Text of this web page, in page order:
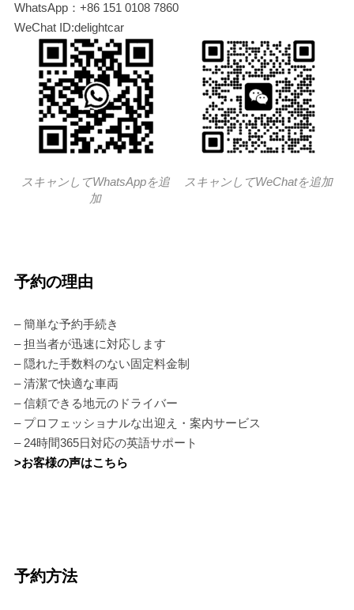
WhatsApp：+86 151 0108 7860
WeChat ID:delightcar
スキャンしてWhatsAppを追
加
スキャンしてWeChatを追加
予約の理由
– 簡単な予約手続き
– 担当者が迅速に対応します
– 隠れた手数料のない固定料金制
– 清潔で快適な車両
– 信頼できる地元のドライバー
– プロフェッショナルな出迎え・案内サービス
– 24時間365日対応の英語サポート
>お客様の声はこちら
予約方法